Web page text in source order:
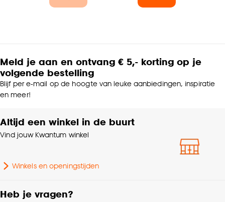
Meld je aan en ontvang € 5,- korting op je
volgende bestelling
Blijf per e-mail op de hoogte van leuke aanbiedingen, inspiratie
en meer!
Altijd een winkel in de buurt
Vind jouw Kwantum winkel
Winkels en openingstijden
Heb je vragen?